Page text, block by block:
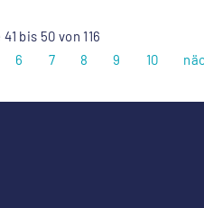
bis 50 von 116
6 7 8 9 10